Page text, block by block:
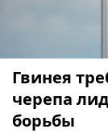
Гвинея
черепа
борьбы